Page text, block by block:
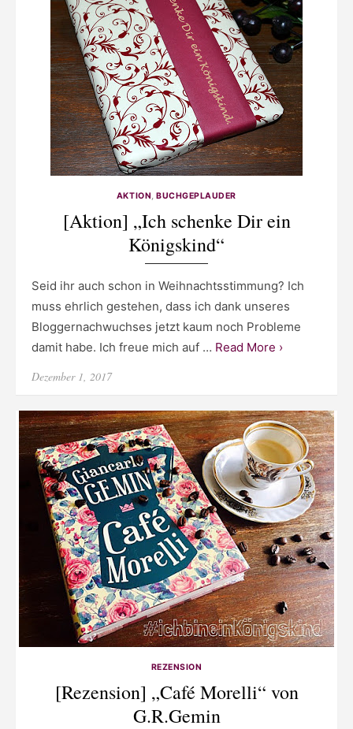
AKTION,BUCHGEPLAUDER
[Aktion] „Ich schenke Dir ein
Königskind“
Seid ihr auch schon in Weihnachtsstimmung? Ich
muss ehrlich gestehen, dass ich dank unseres
Bloggernachwuchses jetzt kaum noch Probleme
damit habe. Ich freue mich auf … Read More ›
Posted
Dezember 1, 2017
REZENSION
[Rezension] „Café Morelli“ von
G.R.Gemin